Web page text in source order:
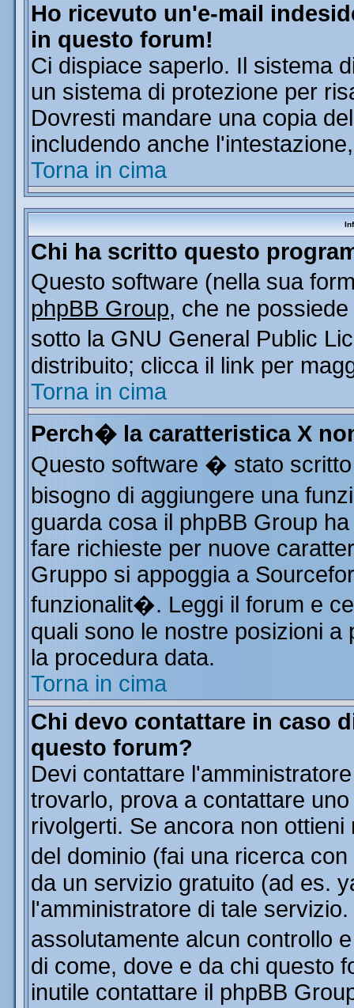
Ho ricevuto un'e-mail
in questo forum!
Ci dispiace saperlo. Il sistema
un sistema di protezione per
Dovresti mandare una copia
includendo anche
Torna in cima
Chi ha scritto questo
Questo software (nella sua
phpBB Group, che ne
sotto la GNU General Public
distribuito; clicca il link per
Torna in cima
Perch� la caratteristica X
Questo software � stato
bisogno di aggiungere una
guarda cosa il phpBB Group
fare richieste per nuove
Gruppo si appoggia a
funzionalit�. Leggi il forum e
quali sono le nostre posizioni
la procedura data.
Torna in cima
Chi devo contattare in caso
questo forum?
Devi contattare
trovarlo, prova a contattare
rivolgerti. Se ancora non
del dominio (fai una ricerca
da un servizio gratuito (ad es.
l'amministratore di tale
assolutamente alcun controllo
di come, dove e da chi questo
inutile contattare il phpBB